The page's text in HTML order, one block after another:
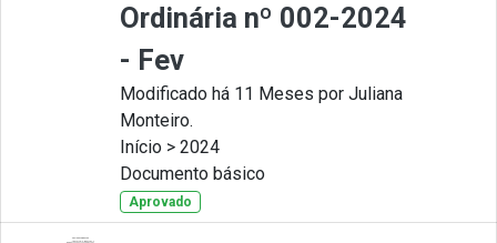
Ordinária nº 002-2024
- Fev
Modificado há 11 Meses por Juliana
Monteiro.
Início > 2024
Documento básico
Aprovado